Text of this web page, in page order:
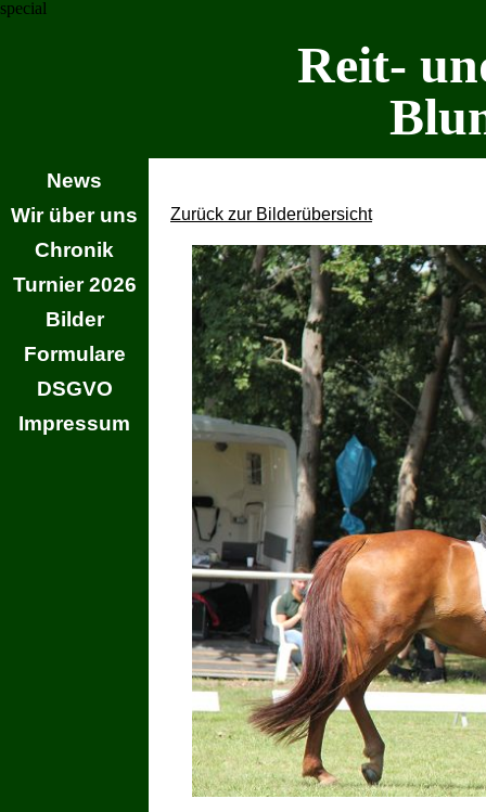
special
Reit-
News
Wir über uns
Chronik
Turnier 2026
Bilder
Formulare
DSGVO
Impressum
Zurück zur Bilderübersicht